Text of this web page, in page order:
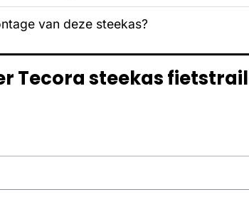
van deze steekas?
Tecora steekas